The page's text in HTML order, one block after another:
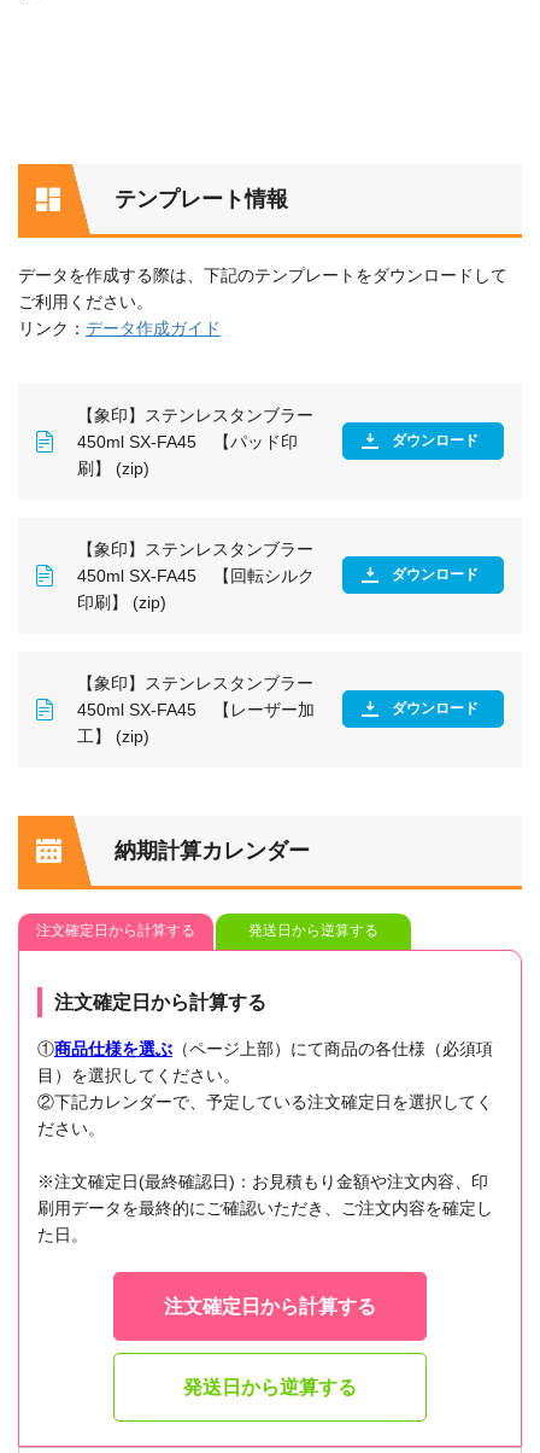
テンプレート情報
データを作成する際は、下記のテンプレートをダウンロードして
ご利用ください。
リンク： データ作成ガイド
【象印】ステンレスタンブラー
450ml SX-FA45 【パッド印
刷】 (zip)
ダウンロード
【象印】ステンレスタンブラー
450ml SX-FA45 【回転シルク
印刷】 (zip)
ダウンロード
【象印】ステンレスタンブラー
450ml SX-FA45 【レーザー加
工】 (zip)
ダウンロード
納期計算カレンダー
注文確定日から計算する 発送日から逆算する
注文確定日から計算する
①商品仕様を選ぶ （ページ上部）にて商品の各仕様（必須項
目）を選択してください。
②下記カレンダーで、予定している注文確定日を選択してく
ださい。
※注文確定日(最終確認日)：お見積もり金額や注文内容、印
刷用データを最終的にご確認いただき、ご注文内容を確定し
た日。
注文確定日から計算する
発送日から逆算する